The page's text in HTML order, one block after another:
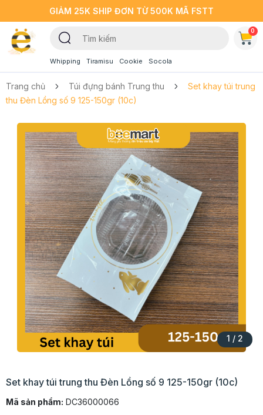
GIẢM 25K SHIP ĐƠN TỪ 500K MÃ FSTT
Whipping Tiramisu Cookie Socola
0
Trang chủ Túi đựng bánh Trung thu
Set khay túi trung
thu Đèn Lồng số 9 125-150gr (10c)
1 / 2
Set khay túi trung thu Đèn Lồng số 9 125-150gr (10c)
Mã sản phẩm: DC36000066